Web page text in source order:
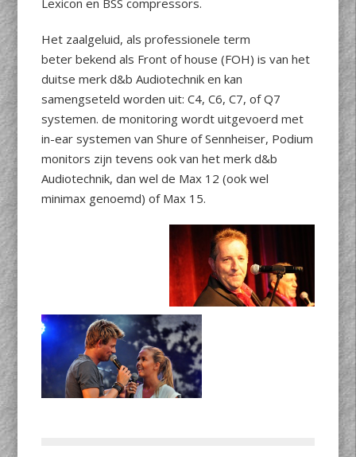
Het zaalgeluid, als professionele term
beter bekend als Front of house (FOH) is van het
duitse merk d&b Audiotechnik en kan
samengseteld worden uit: C4, C6, C7, of Q7
systemen. de monitoring wordt uitgevoerd met
in-ear systemen van Shure of Sennheiser, Podium
monitors zijn tevens ook van het merk d&b
Audiotechnik, dan wel de Max 12 (ook wel
minimax genoemd) of Max 15.